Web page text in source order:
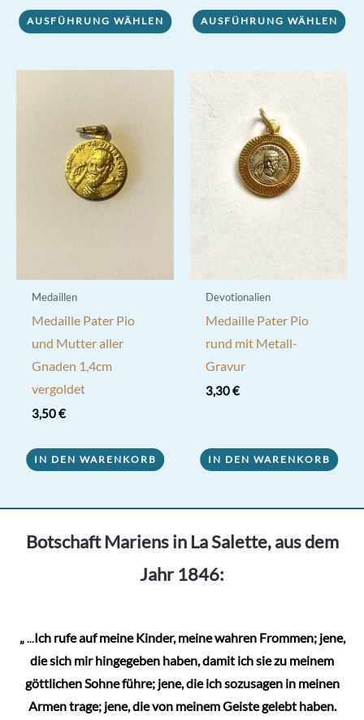
AUSFÜHRUNG WÄHLEN
Produkt
mehrere
Optionen
können
werden
AUSFÜHRUNG WÄHLEN
weist
Varianten
Die
Optionen
können
Medaillen
Medaille Pater Pio
und Mutter aller
Gnaden 1,4cm
vergoldet
3,50€
IN DEN WARENKORB
Devotionalien
Medaille Pater Pio
rund mit Metall-
Gravur
3,30€
IN DEN WARENKORB
Botschaft Mariens in La Salette, aus dem
Jahr 1846:
„... Ich rufe auf meine Kinder, meine wahren Frommen; jene,
die sich mir hingegeben haben, damit ich sie zu meinem
göttlichen Sohne führe; jene, die ich sozusagen in meinen
Armen trage; jene, die von meinem Geiste gelebt haben.